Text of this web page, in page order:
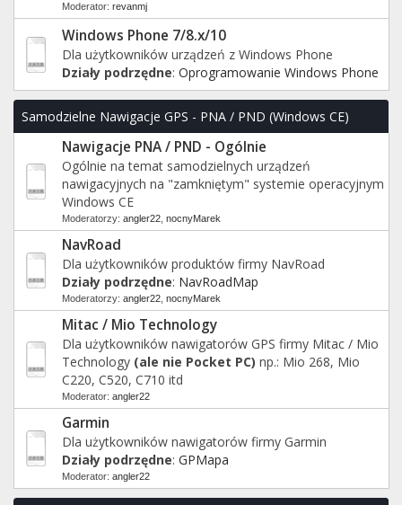
Moderator: revanmj
Windows Phone 7/8.x/10
Dla użytkowników urządzeń z Windows Phone
Działy podrzędne: Oprogramowanie Windows Phone
Samodzielne Nawigacje GPS - PNA / PND (Windows CE)
Nawigacje PNA / PND - Ogólnie
Ogólnie na temat samodzielnych urządzeń
nawigacyjnych na "zamkniętym" systemie operacyjnym
Windows CE
Moderatorzy: angler22 nocnyMarek
NavRoad
Dla użytkowników produktów firmy NavRoad
Działy podrzędne: NavRoadMap
Moderatorzy: angler22 nocnyMarek
Mitac / Mio Technology
Dla użytkowników nawigatorów GPS firmy Mitac / Mio
Technology (ale nie Pocket PC) np.: Mio 268, Mio
C220, C520, C710 itd
Moderator: angler22
Garmin
Dla użytkowników nawigatorów firmy Garmin
Działy podrzędne: GPMapa
Moderator: angler22